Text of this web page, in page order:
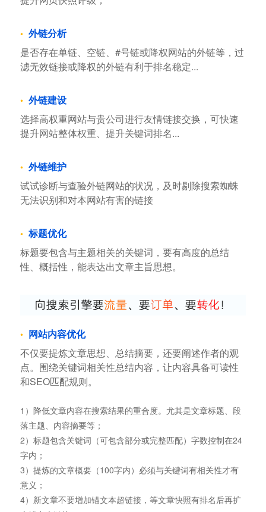
外链分析
是否存在单链、空链、#号链或降权网站的外链等，过
滤无效链接或降权的外链有利于排名稳定...
外链建设
选择高权重网站与贵公司进行友情链接交换，可快速
提升网站整体权重、提升关键词排名...
外链维护
试试诊断与查验外链网站的状况，及时剔除搜索蜘蛛
无法识别和对本网站有害的链接
标题优化
标题要包含与主题相关的关键词，要有高度的总结
性、概括性，能表达出文章主旨思想。
网站内容优化
不仅要提炼文章思想、总结摘要，还要阐述作者的观
点。围绕关键词相关性总结内容，让内容具备可读性
和SEO匹配规则。
1）降低文章内容在搜索结果的重合度。尤其是文章标题、段
落主题、内容摘要等；
2）标题包含关键词（可包含部分或完整匹配）字数控制在24
字内；
3）提炼的文章概要（100字内）必须与关键词有相关性才有
意义；
4）新文章不要增加锚文本超链接，等文章快照有排名后再扩